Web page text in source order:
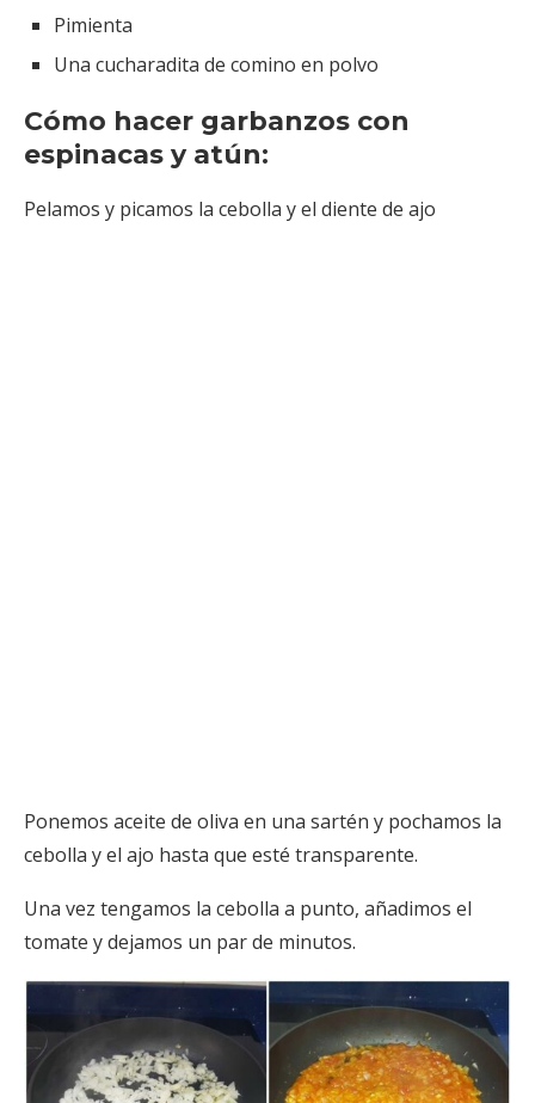
Pimienta
Una cucharadita de comino en polvo
Cómo hacer garbanzos con
espinacas y atún:
Pelamos y picamos la cebolla y el diente de ajo
Ponemos aceite de oliva en una sartén y pochamos la
cebolla y el ajo hasta que esté transparente.
Una vez tengamos la cebolla a punto, añadimos el
tomate y dejamos un par de minutos.